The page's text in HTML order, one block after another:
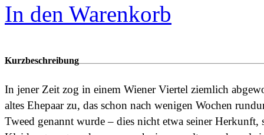
In den Warenkorb
Kurzbeschreibung
In jener Zeit zog in einem Wiener Viertel ziemlich
altes Ehepaar zu, das schon nach wenigen Wochen
Tweed genannt wurde – dies nicht etwa seiner Herkunft,